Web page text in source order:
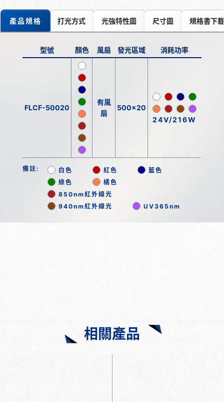
產品規格 打光方式 光強特性圖 尺寸圖 規格書下載
型號 顏色 風扇 發光區域 消耗功率
FLCF-50020
有風
扇
500x20
24V/216W
備註: 白色 紅色
藍色
綠色
橘色
850nm紅外線光
940nm紅外線光
UV365nm
相關產品